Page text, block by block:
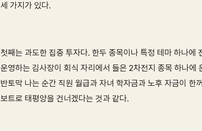
세 가지가 있다.
첫째는 과도한 집중 투자다. 한두 종목이나 특정 테마 하나에
운영하는 김사장이 회식 자리에서 들은 2차전지 종목 하나에
반토막 나는 순간 직원 월급과 자녀 학자금과 노후 자금이
보트로 태평양을 건너겠다는 것과 같다.